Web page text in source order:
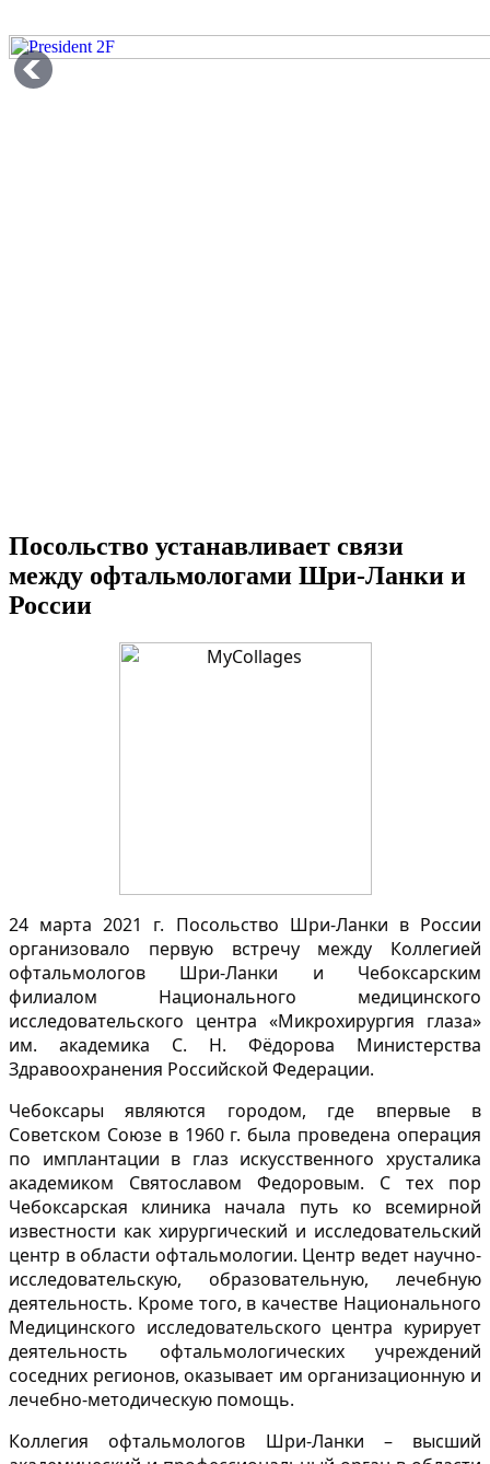
Посольство устанавливает связи
между офтальмологами Шри-Ланки и
России
24 марта 2021 г. Посольство Шри-Ланки в России
организовало первую встречу между Коллегией
офтальмологов Шри-Ланки и Чебоксарским
филиалом Национального медицинского
исследовательского центра «Микрохирургия глаза»
им. академика С. Н. Фёдорова Министерства
Здравоохранения Российской Федерации.
Чебоксары являются городом, где впервые в
Советском Союзе в 1960 г. была проведена операция
по имплантации в глаз искусственного хрусталика
академиком Святославом Федоровым. С тех пор
Чебоксарская клиника начала путь ко всемирной
известности как хирургический и исследовательский
центр в области офтальмологии. Центр ведет научно-
исследовательскую, образовательную, лечебную
деятельность. Кроме того, в качестве Национального
Медицинского исследовательского центра курирует
деятельность офтальмологических учреждений
соседних регионов, оказывает им организационную и
лечебно-методическую помощь.
Коллегия офтальмологов Шри-Ланки – высший